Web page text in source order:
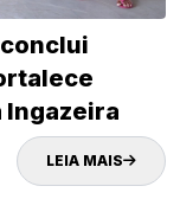
Ingazeira
LEIA MAIS